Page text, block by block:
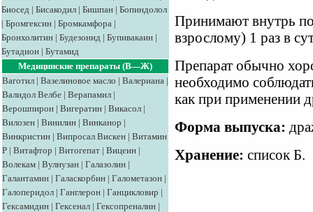
Биосед | Бисакодил | Бишпан | Бопиндолол
| Бромгексин | Бромкамфора |
Бронхолитин | Будезонид | Бупивакаин |
Бутадион | Бутамид
Медицинские препараты (В—Ж)
Ваготил | Вазелиновое масло | Валериана |
Валидол Велбе | Верапамил |
Верошпирон | Вигератин | Викасол |
Вилозен | Винилин | Винканор |
Винкристин | Випросал Вискен | Витамин
Р | Витафтор | Витогепат | Вицеин |
Волекам | Вулнузан | Галазолин |
Галантамин | Галаскорбин | Галометазон |
Галоперидол | Ганглерон | Ганцикловир |
Гексамидин | Гексенал | Гексопреналин |
Принимают внутрь
взрослому) 1 раз в
Препарат обычно
необходимо
как при применении
Форма выпуска:
Хранение: список Б.